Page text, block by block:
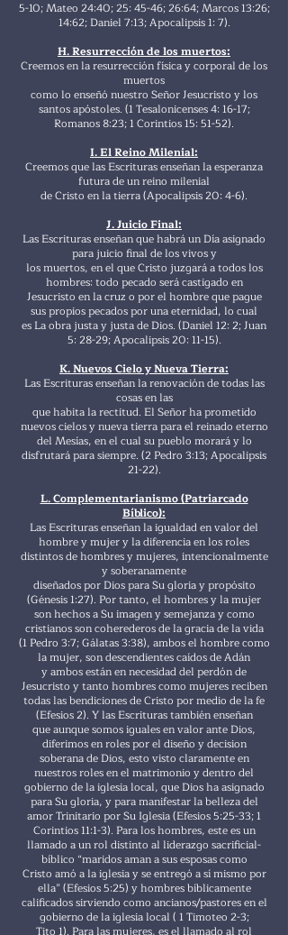
5-10; Mateo 24:40; 25: 45-46; 26:64; Marcos 13:26;
14:62; Daniel 7:13; Apocalipsis 1: 7).
H. Resurrección de los muertos:
Creemos en la resurrección física y corporal de los
muertos
como lo enseñó nuestro Señor Jesucristo y los
santos apóstoles. (1 Tesalonicenses 4: 16-17;
Romanos 8:23; 1 Corintios 15: 51-52).
I. El Reino Milenial:
Creemos que las Escrituras enseñan la esperanza
futura de un reino milenial
de Cristo en la tierra (Apocalipsis 20: 4-6).
J. Juicio Final:
Las Escrituras enseñan que habrá un Día asignado
para juicio final de los vivos y
los muertos, en el que Cristo juzgará a todos los
hombres: todo pecado será castigado en
Jesucristo en la cruz o por el hombre que pague
sus propios pecados por una eternidad, lo cual
es La obra justa y justa de Dios. (Daniel 12: 2; Juan
5: 28-29; Apocalipsis 20: 11-15).
K. Nuevos Cielo y Nueva Tierra:
Las Escrituras enseñan la renovación de todas las
cosas en las
que habita la rectitud. El Señor ha prometido
nuevos cielos y nueva tierra para el reinado eterno
del Mesías, en el cual su pueblo morará y lo
disfrutará para siempre. (2 Pedro 3:13; Apocalipsis
21-22).
L. Complementarianismo (Patriarcado
Bíblico):
Las Escrituras enseñan la igualdad en valor del
hombre y mujer y la diferencia en los roles
distintos de hombres y mujeres, intencionalmente
y soberanamente
diseñados por Dios para Su gloria y propósito
(Génesis 1:27). Por tanto, el hombres y la mujer
son hechos a Su imagen y semejanza y como
cristianos son coherederos de la gracia de la vida
(1 Pedro 3:7; Gálatas 3:38), ambos el hombre como
la mujer, son descendientes caídos de Adán
y ambos están en necesidad del perdón de
Jesucristo y tanto hombres como mujeres reciben
todas las bendiciones de Cristo por medio de la fe
(Efesios 2). Y las Escrituras también enseñan
que aunque somos iguales en valor ante Dios,
diferimos en roles por el diseño y decision
soberana de Dios, esto visto claramente en
nuestros roles en el matrimonio y dentro del
gobierno de la iglesia local, que Dios ha asignado
para Su gloria, y para manifestar la belleza del
amor Trinitario por Su Iglesia (Efesios 5:25-33; 1
Corintios 11:1-3). Para los hombres, este es un
llamado a un rol distinto al liderazgo sacrificial-
bíblico “maridos aman a sus esposas como
Cristo amó a la iglesia y se entregó a sí mismo por
ella” (Efesios 5:25) y hombres bíblicamente
calificados sirviendo como ancianos/pastores en el
gobierno de la iglesia local ( 1 Timoteo 2-3;
Tito 1). Para las mujeres, es el llamado al rol